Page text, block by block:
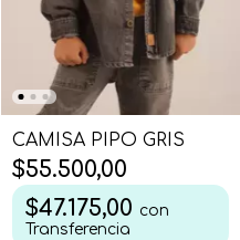
CAMISA PIPO GRIS
$55.500,00
$47.175,00 con
Transferencia